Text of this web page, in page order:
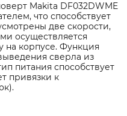
Makita DF032DWME
что способствует
две скорости,
осуществляется
на корпусе. Функция
сверла из
питания способствует
привязки к